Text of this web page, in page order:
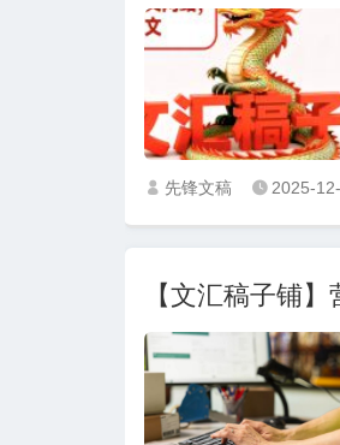
 先锋文稿  2025-
【文汇稿子铺